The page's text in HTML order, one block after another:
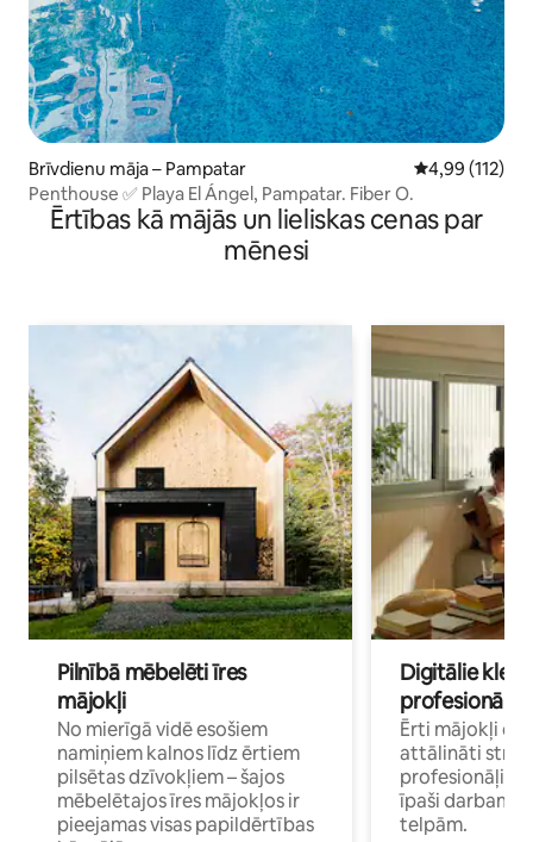
Brīvdienu māja – Pampatar Vidējais
4,99 (112)
Penthouse ✅ Playa El Ángel, Pampatar. Fiber O.
Ērtības kā mājās un lieliskas cenas par
mēnesi
Pilnībā mēbelēti īres
mājokļi
No mierīgā vidē esošiem
namiņiem kalnos līdz ērtiem
pilsētas dzīvokļiem – šajos
mēbelētajos īres mājokļos ir
pieejamas visas papildērtības
Digitālie
profesionāļi
Ērti mājokļi
attālināti
īpaši darbam
telpām.